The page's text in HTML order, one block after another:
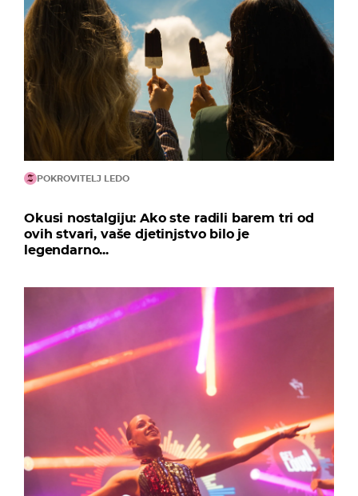
POKROVITELJ LEDO
Okusi nostalgiju: Ako ste radili barem tri od
ovih stvari, vaše djetinjstvo bilo je
legendarno...